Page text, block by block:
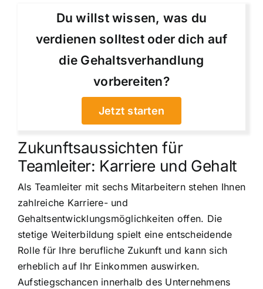
Du willst wissen, was du
verdienen solltest oder dich auf
die Gehaltsverhandlung
vorbereiten?
Jetzt starten
Zukunftsaussichten für
Teamleiter: Karriere und Gehalt
Als Teamleiter mit sechs Mitarbeitern stehen Ihnen
zahlreiche Karriere- und
Gehaltsentwicklungsmöglichkeiten offen. Die
stetige Weiterbildung spielt eine entscheidende
Rolle für Ihre berufliche Zukunft und kann sich
erheblich auf Ihr Einkommen auswirken.
Aufstiegschancen innerhalb des Unternehmens